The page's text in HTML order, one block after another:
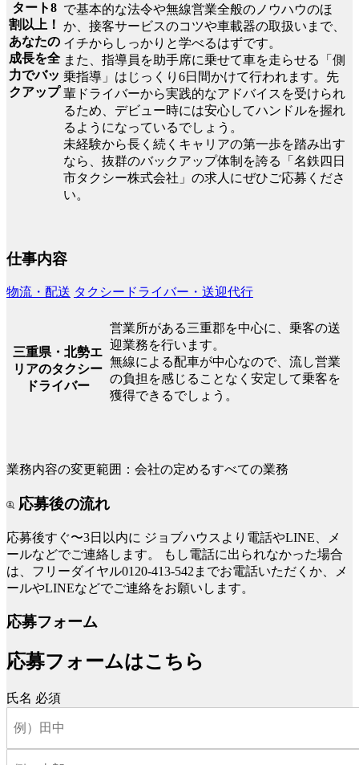
タート8
割以上！
あなたの
成長を全
力でバッ
クアップ
で基本的な法令や無線営業全般のノウハウのほ
か、接客サービスのコツや車載器の取扱いまで、
イチからしっかりと学べるはずです。
また、指導員を助手席に乗せて車を走らせる「側
乗指導」はじっくり6日間かけて行われます。先
輩ドライバーから実践的なアドバイスを受けられ
るため、デビュー時には安心してハンドルを握れ
るようになっているでしょう。
未経験から長く続くキャリアの第一歩を踏み出す
なら、抜群のバックアップ体制を誇る「名鉄四日
市タクシー株式会社」の求人にぜひご応募くださ
い。
仕事内容
物流・配送 タクシードライバー・送迎代行
三重県・北勢エ
リアのタクシー
ドライバー
営業所がある三重郡を中心に、乗客の送
迎業務を行います。
無線による配車が中心なので、流し営業
の負担を感じることなく安定して乗客を
獲得できるでしょう。
業務内容の変更範囲：会社の定めるすべての業務
応募後の流れ
応募後すぐ〜3日以内に ジョブハウスより電話やLINE、メ
ールなどでご連絡します。
もし電話に出られなかった場合
は、フリーダイヤル0120-413-542までお電話いただくか、メ
ールやLINEなどでご連絡をお願いします。
応募フォーム
応募フォームはこちら
氏名 必須